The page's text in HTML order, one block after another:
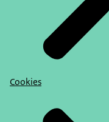
Cookies